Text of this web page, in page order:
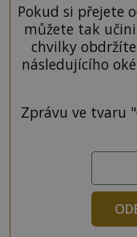
Pokud si přejete
můžete tak
chvilky
následujícího
Zprávu ve tvaru